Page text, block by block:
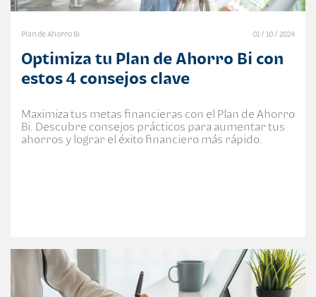
Plan de Ahorro Bi 01 / 10 / 2024
Optimiza tu Plan de Ahorro Bi con
estos 4 consejos clave
Maximiza tus metas financieras con el Plan de Ahorro
Bi. Descubre consejos prácticos para aumentar tus
ahorros y lograr el éxito financiero más rápido.